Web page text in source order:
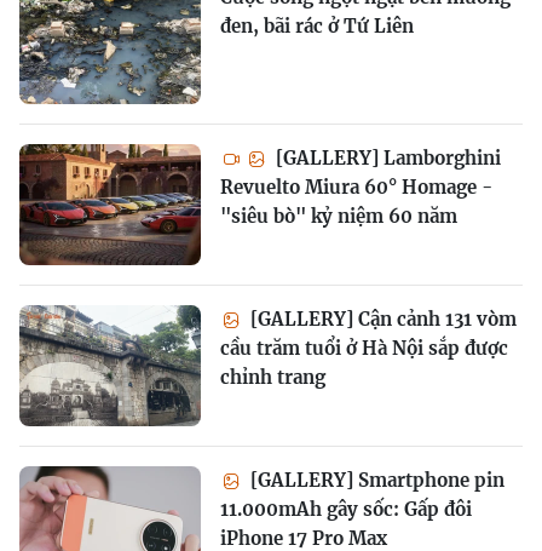
đen, bãi rác ở Tứ Liên
[GALLERY] Lamborghini
Revuelto Miura 60° Homage -
"siêu bò" kỷ niệm 60 năm
[GALLERY] Cận cảnh 131 vòm
cầu trăm tuổi ở Hà Nội sắp được
chỉnh trang
[GALLERY] Smartphone pin
11.000mAh gây sốc: Gấp đôi
iPhone 17 Pro Max